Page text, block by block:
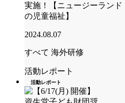
実施！【ニュージーランド
の児童福祉】
2024.08.07
すべて 海外研修
活動レポート
活動レポート